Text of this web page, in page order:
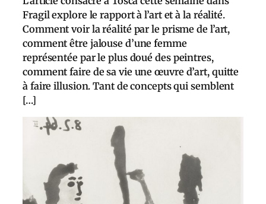
Fragil explore le rapport à l’art et à la réalité.
Comment voir la réalité par le prisme de l’art,
comment être jalouse d’une femme
représentée par le plus doué des peintres,
comment faire de sa vie une œuvre d’art, quitte
à faire illusion. Tant de concepts qui semblent
[…]